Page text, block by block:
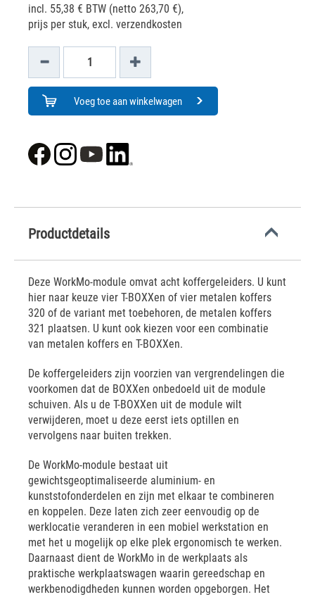
incl. 55,38 € BTW (netto 263,70 €),
prijs per stuk, excl. verzendkosten
Voeg toe aan winkelwagen
Productdetails
Deze WorkMo-module omvat acht koffergeleiders. U kunt
hier naar keuze vier T-BOXXen of vier metalen koffers
320 of de variant met toebehoren, de metalen koffers
321 plaatsen. U kunt ook kiezen voor een combinatie
van metalen koffers en T-BOXXen.
De koffergeleiders zijn voorzien van vergrendelingen die
voorkomen dat de BOXXen onbedoeld uit de module
schuiven. Als u de T-BOXXen uit de module wilt
verwijderen, moet u deze eerst iets optillen en
vervolgens naar buiten trekken.
De WorkMo-module bestaat uit
gewichtsgeoptimaliseerde aluminium- en
kunststofonderdelen en zijn met elkaar te combineren
en koppelen. Deze laten zich zeer eenvoudig op de
werklocatie veranderen in een mobiel werkstation en
met het u mogelijk op elke plek ergonomisch te werken.
Daarnaast dient de WorkMo in de werkplaats als
praktische werkplaatswagen waarin gereedschap en
werkbenodigdheden kunnen worden opgeborgen. Het